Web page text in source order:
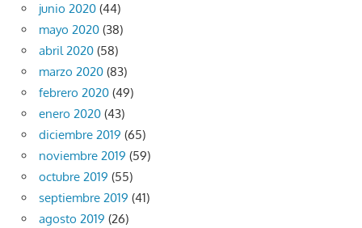
junio 2020 (44)
mayo 2020 (38)
abril 2020 (58)
marzo 2020 (83)
febrero 2020 (49)
enero 2020 (43)
diciembre 2019 (65)
noviembre 2019 (59)
octubre 2019 (55)
septiembre 2019 (41)
agosto 2019 (26)